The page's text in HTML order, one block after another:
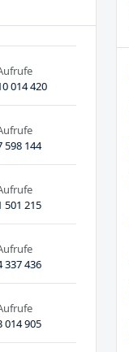
014 420
598 144
501 215
337 436
014 905